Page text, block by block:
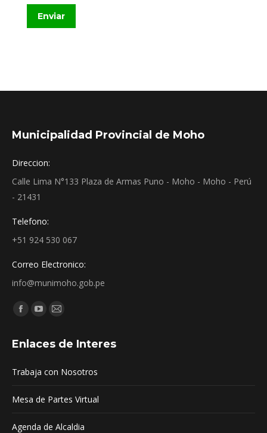
Enviar
Municipalidad Provincial de Moho
Direccion:
Calle Lima N°133 Plaza de Armas Puno - Moho - Moho - Perú
- 21431
Telefono:
+51 924 530 067
Correo Electronico:
info@munimoho.gob.pe
Encuéntranos en:
Facebook
opens
new
YouTube
opens
new
Mail
opens
new
Enlaces de Interes
Trabaja con Nosotros
Mesa de Partes Virtual
Agenda de Alcaldia